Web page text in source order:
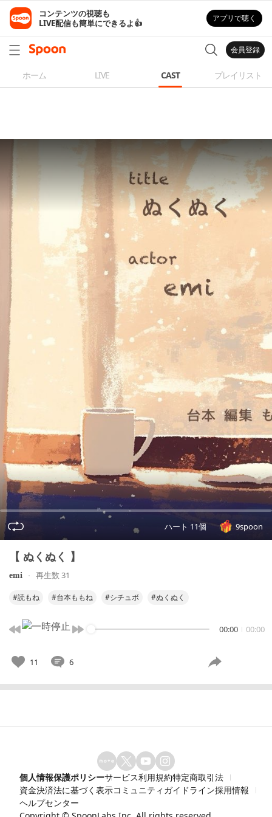
コンテンツの視聴も
LIVE配信も簡単にできるよ👍
アプリで聴く
会員登録
ホーム LIVE CAST プレイリスト
ハート 11個 9spoon
【 ぬくぬく 】
𝐞𝐦𝐢 再生数 31
#読もね #台本ももね #シチュボ #ぬくぬく
00:00 00:00
11 6
個人情報保護ポリシーサービス利用規約特定商取引法
資金決済法に基づく表示コミュニティガイドライン採用情報
ヘルプセンター